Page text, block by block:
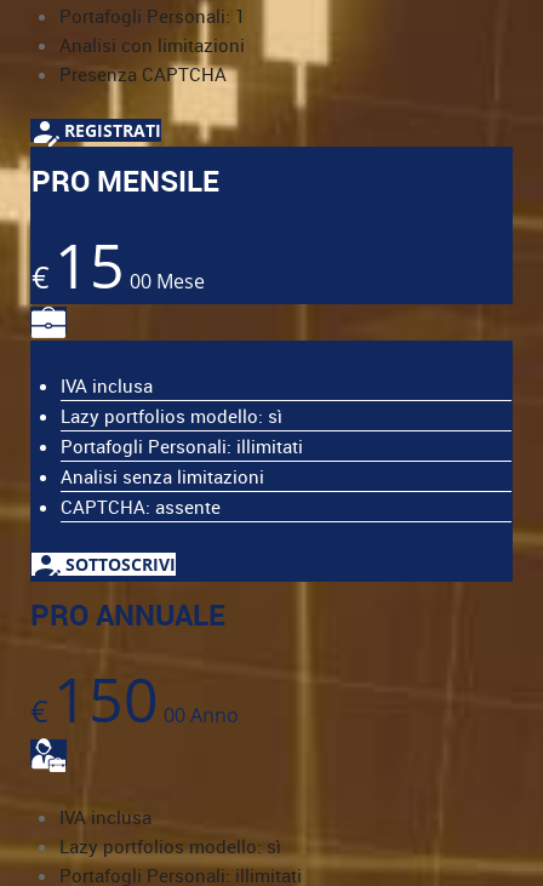
Portafogli Personali: 1
Analisi con limitazioni
Presenza CAPTCHA
REGISTRATI
PRO MENSILE
€ 15 00 Mese
IVA inclusa
Lazy portfolios modello: sì
Portafogli Personali: illimitati
Analisi senza limitazioni
CAPTCHA: assente
SOTTOSCRIVI
PRO ANNUALE
€ 150 00Anno
IVA inclusa
Lazy portfolios modello: sì
Portafogli Personali: illimitati